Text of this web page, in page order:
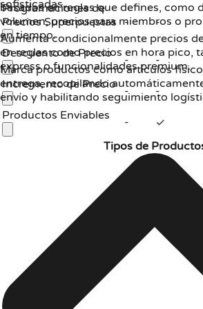
Programaciones de
Precios Superpuestas
sofisticadas.
-
-
Descuento de Precio
basados en reglas que defines, como
volumen, precios para miembros o
en tiempo.
-
-
Incremento de Precio
Aumenta condicionalmente precios
en reglas como precios en hora pico,
express o funcionalidades premium.
-
-
Productos Enviables
Marca productos como artículos
entrega, recopilando
envío y habilitando seguimiento
-
✓
Tipos de